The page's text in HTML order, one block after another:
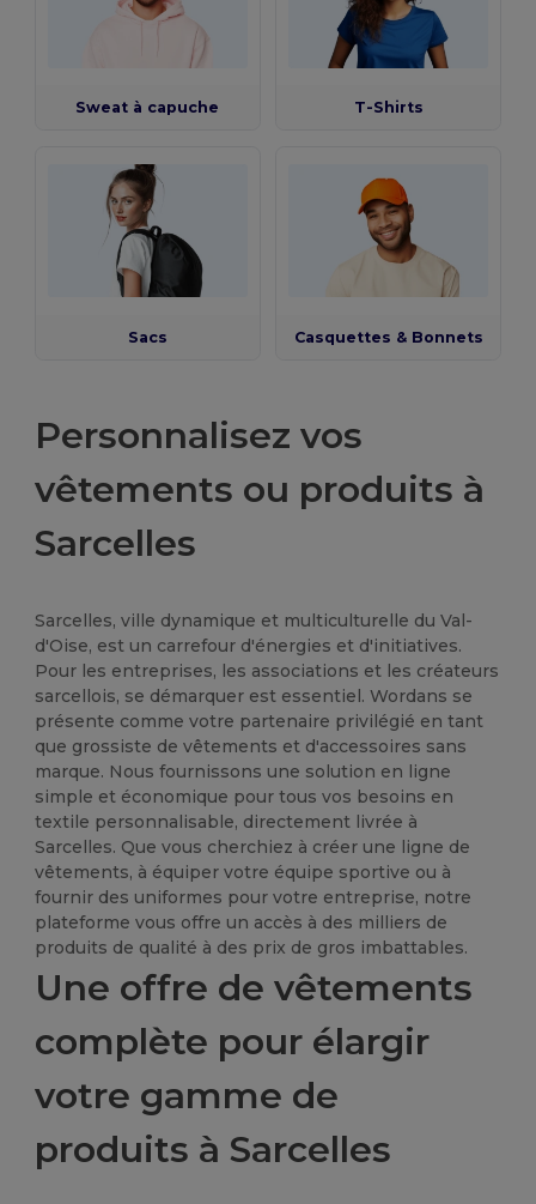
Sweat à capuche T-Shirts
Sacs Casquettes & Bonnets
Personnalisez vos
vêtements ou produits à
Sarcelles
Sarcelles, ville dynamique et multiculturelle du Val-
d'Oise, est un carrefour d'énergies et d'initiatives.
Pour les entreprises, les associations et les créateurs
sarcellois, se démarquer est essentiel. Wordans se
présente comme votre partenaire privilégié en tant
que grossiste de vêtements et d'accessoires sans
marque. Nous fournissons une solution en ligne
simple et économique pour tous vos besoins en
textile personnalisable, directement livrée à
Sarcelles. Que vous cherchiez à créer une ligne de
vêtements, à équiper votre équipe sportive ou à
fournir des uniformes pour votre entreprise, notre
plateforme vous offre un accès à des milliers de
produits de qualité à des prix de gros imbattables.
Une offre de vêtements
complète pour élargir
votre gamme de
produits à Sarcelles